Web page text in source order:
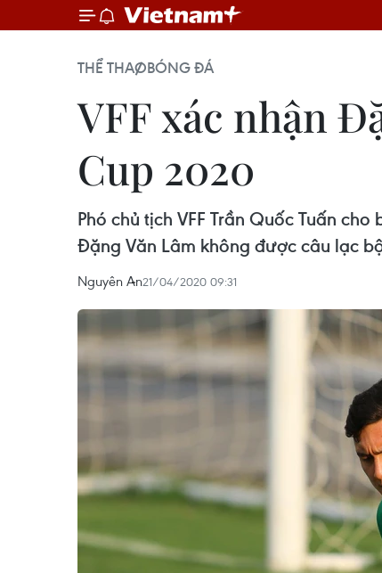
THỂ THAOBÓNG ĐÁ
VFF xác nhận
Cup 2020
Phó chủ tịch VFF Trần Quốc Tuấn
Đặng Văn Lâm không được câu lạc
Nguyên An21/04/2020 09:31